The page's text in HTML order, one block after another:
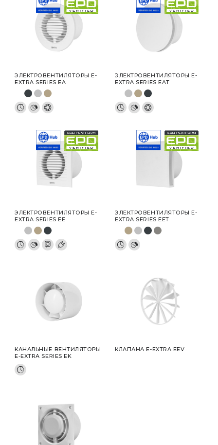
ЭЛЕКТРОВЕНТИЛЯТОРЫ E-
EXTRA SERIES EA
ЭЛЕКТРОВЕНТИЛЯТОРЫ E-
EXTRA SERIES EAT
ЭЛЕКТРОВЕНТИЛЯТОРЫ E-
EXTRA SERIES EE
ЭЛЕКТРОВЕНТИЛЯТОРЫ E-
EXTRA SERIES EET
КАНАЛЬНЫЕ ВЕНТИЛЯТОРЫ
E-EXTRA SERIES EK
КЛАПАНА E-EXTRA EEV